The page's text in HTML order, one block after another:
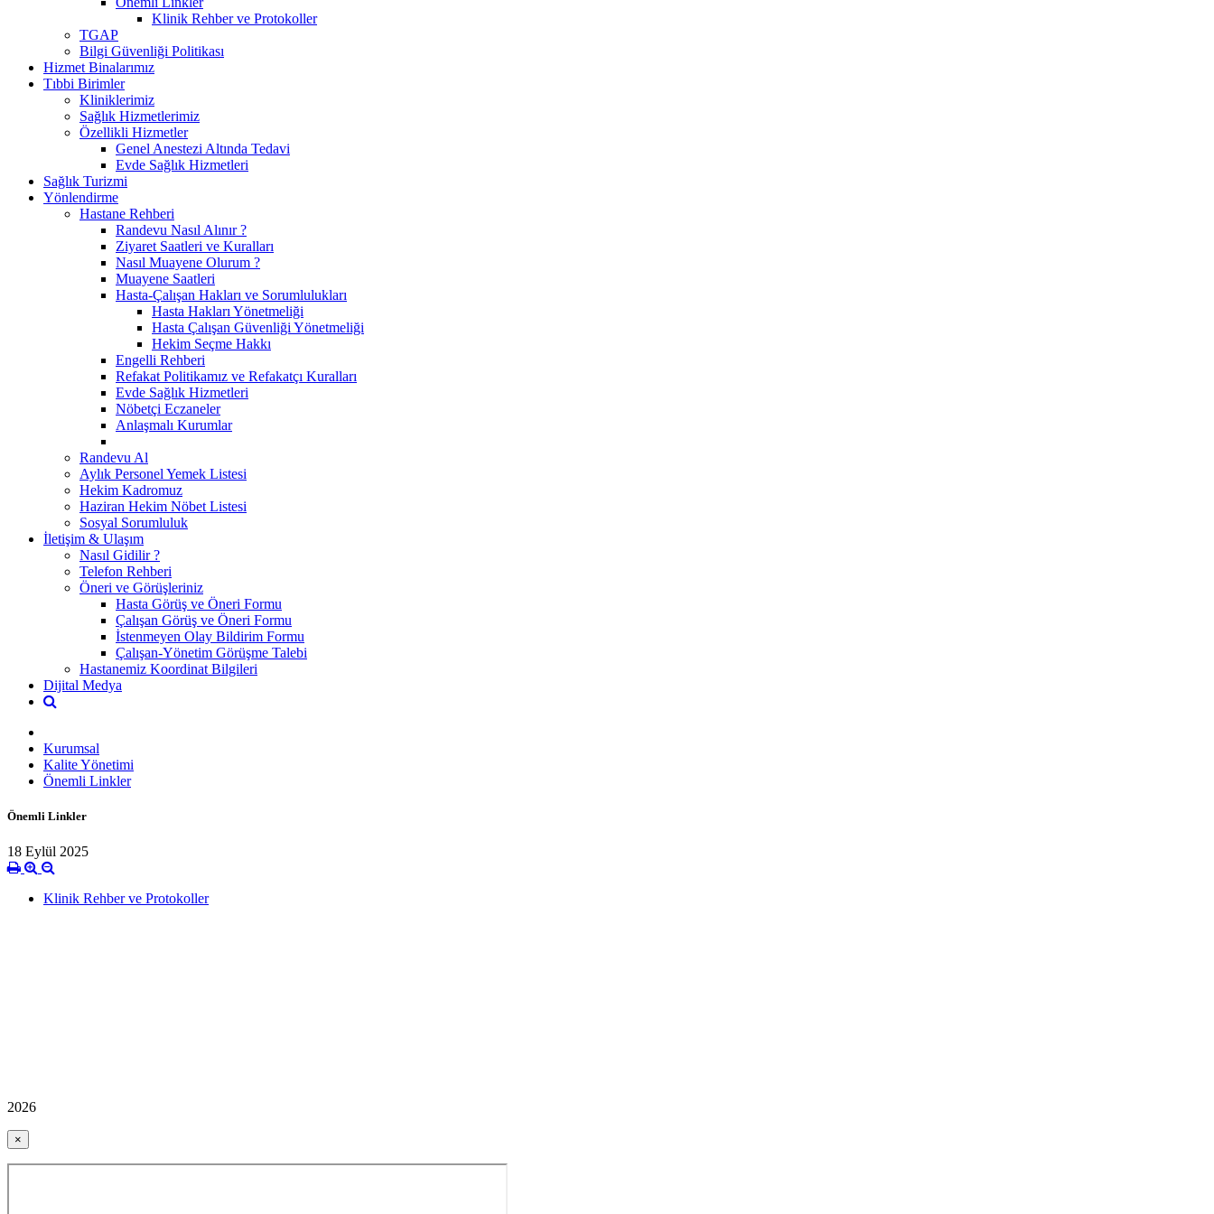
Klinik Rehber ve Protokoller
TGAP
Bilgi Güvenliği Politikası
Hizmet Binalarımız
Tıbbi Birimler
Kliniklerimiz
Sağlık Hizmetlerimiz
Özellikli Hizmetler
Genel Anestezi Altında Tedavi
Evde Sağlık Hizmetleri
Sağlık Turizmi
Yönlendirme
Hastane Rehberi
Randevu Nasıl Alınır ?
Ziyaret Saatleri ve Kuralları
Nasıl Muayene Olurum ?
Muayene Saatleri
Hasta-Çalışan Hakları ve Sorumlulukları
Hasta Hakları Yönetmeliği
Hasta Çalışan Güvenliği Yönetmeliği
Hekim Seçme Hakkı
Engelli Rehberi
Refakat Politikamız ve Refakatçı Kuralları
Evde Sağlık Hizmetleri
Nöbetçi Eczaneler
Anlaşmalı Kurumlar
Randevu Al
Aylık Personel Yemek Listesi
Hekim Kadromuz
Haziran Hekim Nöbet Listesi
Sosyal Sorumluluk
İletişim & Ulaşım
Nasıl Gidilir ?
Telefon Rehberi
Öneri ve Görüşleriniz
Hasta Görüş ve Öneri Formu
Çalışan Görüş ve Öneri Formu
İstenmeyen Olay Bildirim Formu
Çalışan-Yönetim Görüşme Talebi
Hastanemiz Koordinat Bilgileri
Dijital Medya
Kurumsal
Kalite Yönetimi
Önemli Linkler
Önemli Linkler
18 Eylül 2025
Klinik Rehber ve Protokoller
2026
×